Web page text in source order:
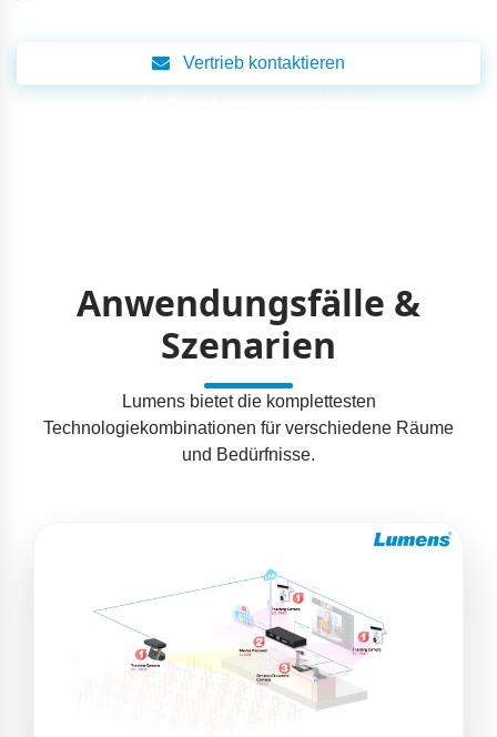
Vertrieb kontaktieren
Anwendungsfälle &
Szenarien
Lumens bietet die komplettesten
Technologiekombinationen für verschiedene Räume
und Bedürfnisse.